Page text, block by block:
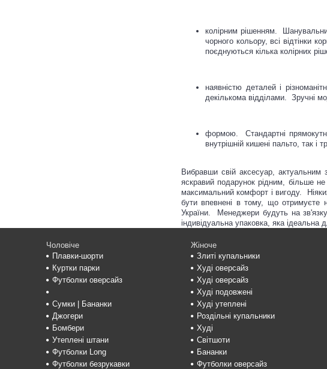
колірним рішенням.
чорного кольору, всі відтінки
поєднуються кілька колірних
наявністю деталей і
декількома відділами. Зручні
формою. Стандартні
внутрішній кишені пальто, так і
Вибравши свій аксесуар,
яскравий подарунок рідним, більше
максимальний комфорт і вигоду.
бути впевнені в тому, що отримуєте
України. Менеджери будуть на
індивідуальна упаковка, яка
Чоловіче
Плавки-шорти
Куртки парки
Футболки оверсайз
Сумки | Бананки
Джогери
Бомбери
Утеплені штани
Футболки Long
Футболки безрукавки
Жіноче
Злиті купальники
Худі оверсайз
Худі оверсайз
Худі подовжені
Худі утеплені
Роздільні купальники
Худі
Світшоти
Бананки
Футболки оверсайз